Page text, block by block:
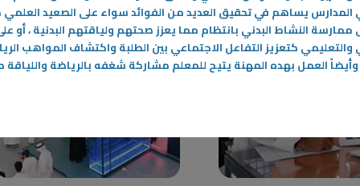
المدارس يساهم في تحقيق العديد من الفوائد سواء على الصعيد
ممارسة النشاط البدني بانتظام مما يعزز صحتهم ولياقتهم البدنية ، أو
والتعليمي كتعزيز التفاعل الاجتماعي بين الطلبة واكتشاف المواهب
وأيضاً العمل بهده المهنة يتيح للمعلم مشاركة شغفه بالرياضة واللياقة